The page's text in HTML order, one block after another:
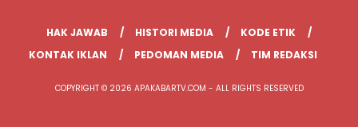
HAK JAWAB HISTORI MEDIA
KODE ETIK
KONTAK IKLAN
PEDOMAN MEDIA TIM REDAKSI
COPYRIGHT © 2026 APAKABARTV.COM - ALL RIGHTS RESERVED